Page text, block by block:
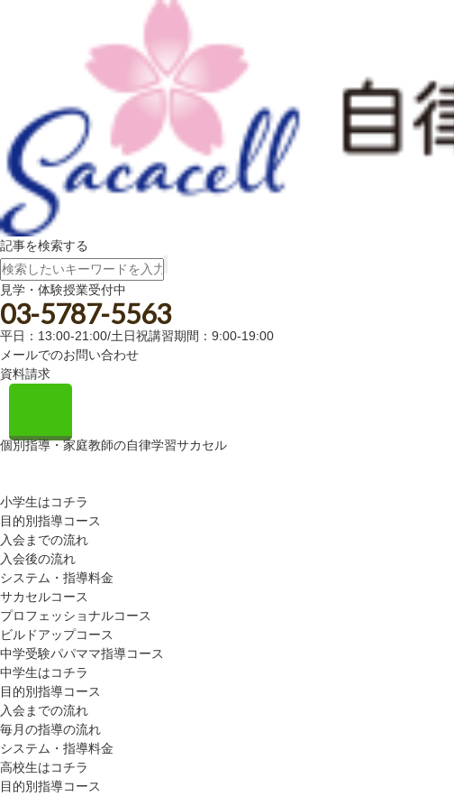
記事を検索する
見学・体験授業受付中
03-5787-5563
平日：13:00-21:00/土日祝講習期間：9:00-19:00
メールでのお問い合わせ
資料請求
個別指導・家庭教師の自律学習サカセル
小学生はコチラ
目的別指導コース
入会までの流れ
入会後の流れ
システム・指導料金
サカセルコース
プロフェッショナルコース
ビルドアップコース
中学受験パパママ指導コース
中学生はコチラ
目的別指導コース
入会までの流れ
毎月の指導の流れ
システム・指導料金
高校生はコチラ
目的別指導コース